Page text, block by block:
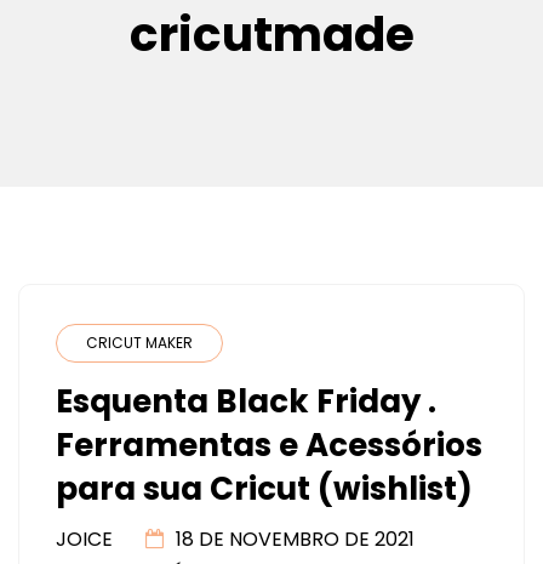
cricutmade
CRICUT MAKER
Esquenta Black Friday .
Ferramentas e Acessórios
para sua Cricut (wishlist)
JOICE
18 DE NOVEMBRO DE 2021